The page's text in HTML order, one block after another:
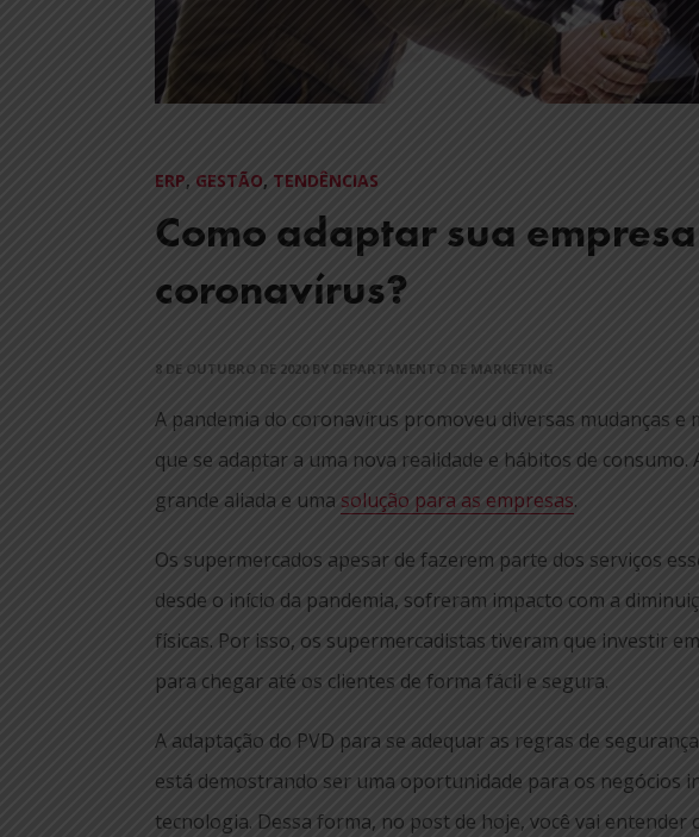
ERP, GESTÃO, TENDÊNCIAS
Como adaptar sua
coronavírus?
8 DE OUTUBRO DE 2020 BY DEPARTAMENTO DE MARKETING
A pandemia do coronavírus promoveu diversas mudanças e
que se adaptar a uma nova realidade e hábitos de
grande aliada e uma solução para as empresas.
Os supermercados apesar de fazerem parte dos serviços
desde o início da pandemia, sofreram impacto com a
físicas. Por isso, os supermercadistas tiveram que investir em
para chegar até os clientes de forma fácil e segura.
A adaptação do PVD para se adequar as regras de
está demostrando ser uma oportunidade para os negócios
tecnologia. Dessa forma, no post de hoje, você vai entender